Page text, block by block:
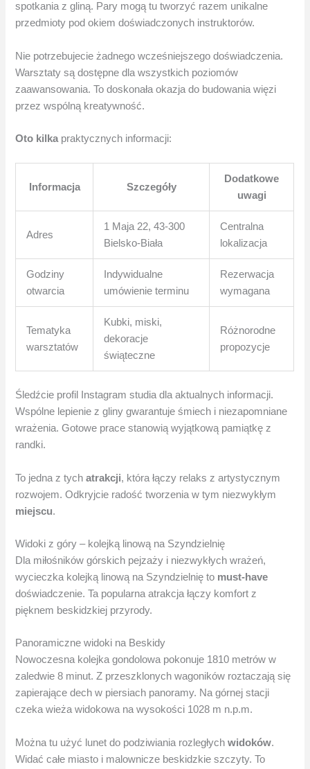
spotkania z gliną. Pary mogą tu tworzyć razem unikalne
przedmioty pod okiem doświadczonych instruktorów.
Nie potrzebujecie żadnego wcześniejszego doświadczenia.
Warsztaty są dostępne dla wszystkich poziomów
zaawansowania. To doskonała okazja do budowania więzi
przez wspólną kreatywność.
Oto kilka praktycznych informacji:
Informacja Szczegóły
Dodatkowe
uwagi
Adres
1 Maja 22, 43-300
Bielsko-Biała
Centralna
lokalizacja
Godziny
otwarcia
Indywidualne
umówienie terminu
Rezerwacja
wymagana
Tematyka
warsztatów
Kubki, miski,
dekoracje
świąteczne
Różnorodne
propozycje
Śledźcie profil Instagram studia dla aktualnych informacji.
Wspólne lepienie z gliny gwarantuje śmiech i niezapomniane
wrażenia. Gotowe prace stanowią wyjątkową pamiątkę z
randki.
To jedna z tychatrakcji, która łączy relaks z artystycznym
rozwojem. Odkryjcie radość tworzenia w tym niezwykłym
miejscu.
Widoki z góry – kolejką linową na Szyndzielnię
Dla miłośników górskich pejzaży i niezwykłych wrażeń,
wycieczka kolejką linową na Szyndzielnię to must-have
doświadczenie. Ta popularna atrakcja łączy komfort z
pięknem beskidzkiej przyrody.
Panoramiczne widoki na Beskidy
Nowoczesna kolejka gondolowa pokonuje 1810 metrów w
zaledwie 8 minut. Z przeszklonych wagoników roztaczają się
zapierające dech w piersiach panoramy. Na górnej stacji
czeka wieża widokowa na wysokości 1028 m n.p.m.
Można tu użyć lunet do podziwiania rozległychwidoków.
Widać całe miasto i malownicze beskidzkie szczyty. To